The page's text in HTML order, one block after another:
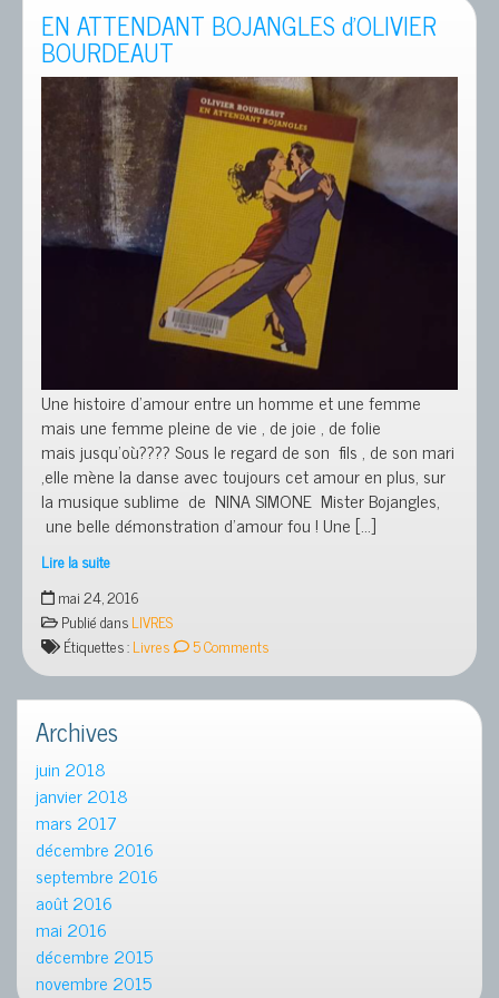
EN ATTENDANT BOJANGLES d’OLIVIER
BOURDEAUT
Une histoire d’amour entre un homme et une femme
mais une femme pleine de vie , de joie , de folie
mais jusqu’où???? Sous le regard de son fils , de son mari
,elle mène la danse avec toujours cet amour en plus, sur
la musique sublime de NINA SIMONE Mister Bojangles,
une belle démonstration d’amour fou ! Une […]
Lire la suite
EN
ATTENDANT
BOJANGLES
d’OLIVIER
BOURDEAUT
mai 24, 2016
Publié dansLIVRES
Étiquettes :Livres 5 Comments
Archives
juin 2018
janvier 2018
mars 2017
décembre 2016
septembre 2016
août 2016
mai 2016
décembre 2015
novembre 2015